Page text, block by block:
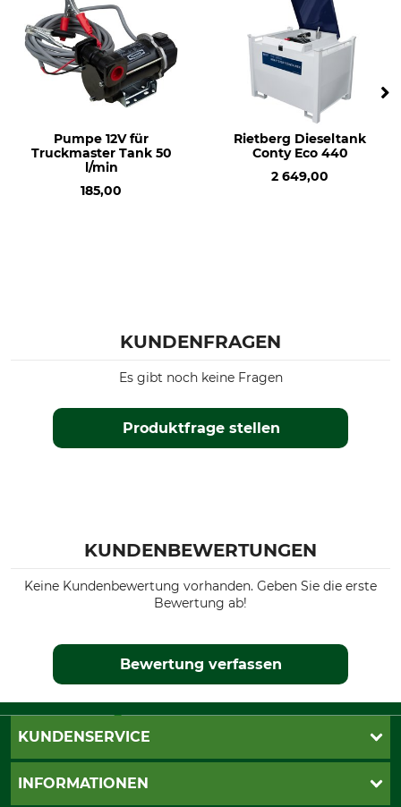
Pumpe 12V für
Truckmaster Tank 50
l/min
185,00
Rietberg Dieseltank
Conty Eco 440
2 649,00
KUNDENFRAGEN
Produktfrage stellen
Es gibt noch keine Fragen
KUNDENBEWERTUNGEN
Keine Kundenbewertung vorhanden. Geben Sie die erste
Bewertung ab!
Bewertung verfassen
KUNDENSERVICE
Katalogbestellung
INFORMATIONEN